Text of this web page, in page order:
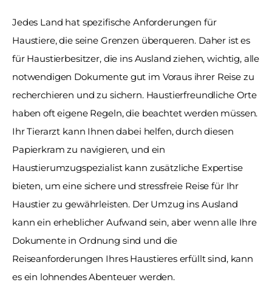
Jedes Land hat spezifische Anforderungen für
Haustiere, die seine Grenzen überqueren. Daher ist es
für Haustierbesitzer, die ins Ausland ziehen, wichtig, alle
notwendigen Dokumente gut im Voraus ihrer Reise zu
recherchieren und zu sichern. Haustierfreundliche Orte
haben oft eigene Regeln, die beachtet werden müssen.
Ihr Tierarzt kann Ihnen dabei helfen, durch diesen
Papierkram zu navigieren, und ein
Haustierumzugspezialist kann zusätzliche Expertise
bieten, um eine sichere und stressfreie Reise für Ihr
Haustier zu gewährleisten. Der Umzug ins Ausland
kann ein erheblicher Aufwand sein, aber wenn alle Ihre
Dokumente in Ordnung sind und die
Reiseanforderungen Ihres Haustieres erfüllt sind, kann
es ein lohnendes Abenteuer werden.